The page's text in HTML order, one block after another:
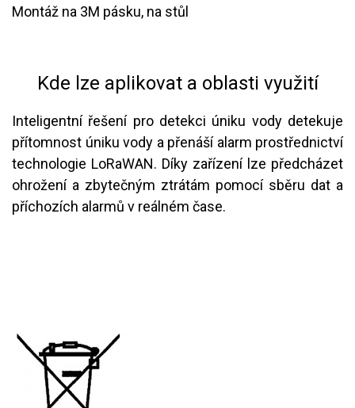
​Montáž na 3M pásku, na stůl
Kde lze aplikovat a oblasti využití
Inteligentní řešení pro detekci úniku vody detekuje
přítomnost úniku vody a přenáší alarm prostřednictví
technologie LoRaWAN. Díky zařízení lze předcházet
ohrožení a zbytečným ztrátám pomocí sběru dat a
příchozích alarmů v reálném čase.